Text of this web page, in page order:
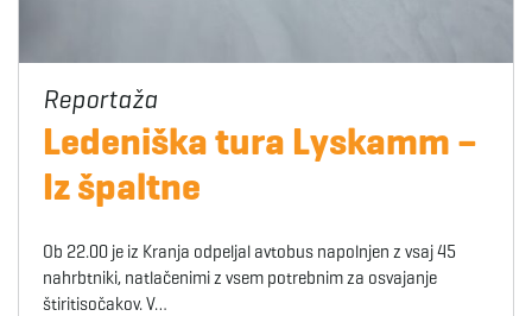
Ledeniška tura Lyskamm –
Iz špaltne
Ob 22.00 je iz Kranja odpeljal avtobus napolnjen z vsaj 45
nahrbtniki, natlačenimi z vsem potrebnim za osvajanje
štiritisočakov. V…